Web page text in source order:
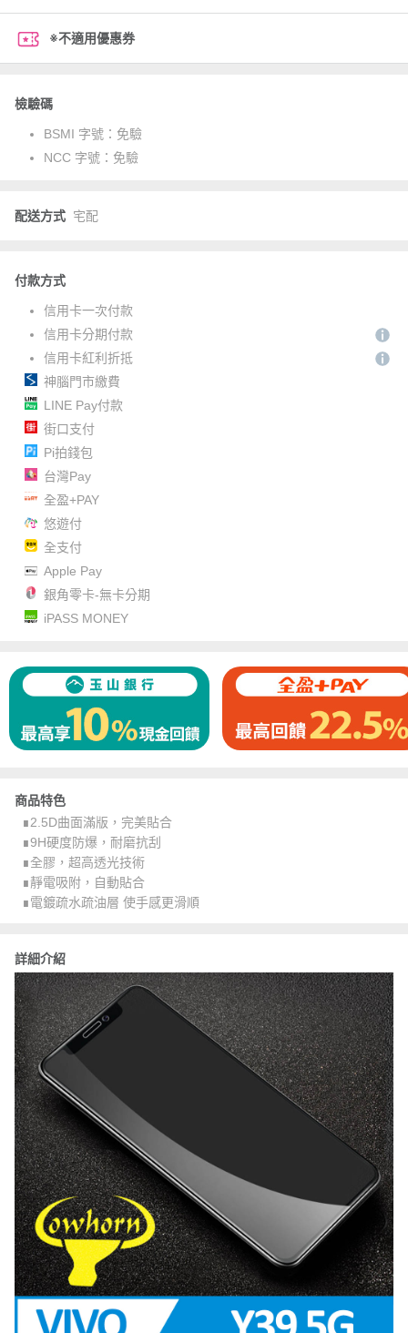
※不適用優惠券
檢驗碼
BSMI 字號： 免驗
NCC 字號： 免驗
配送方式 宅配
付款方式
信用卡一次付款
信用卡分期付款
信用卡紅利折抵
神腦門市繳費
LINE Pay付款
街口支付
Pi拍錢包
台灣Pay
全盈+PAY
悠遊付
全支付
Apple Pay
銀角零卡-無卡分期
iPASS MONEY
商品特色
∎2.5D曲面滿版，完美貼合
∎9H硬度防爆，耐磨抗刮
∎全膠，超高透光技術
∎靜電吸附，自動貼合
∎電鍍疏水疏油層 使手感更滑順
詳細介紹